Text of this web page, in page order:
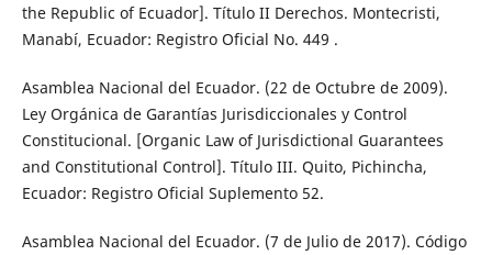
the Republic of Ecuador]. Título II Derechos. Montecristi,
Manabí, Ecuador: Registro Oficial No. 449 .
Asamblea Nacional del Ecuador. (22 de Octubre de 2009).
Ley Orgánica de Garantías Jurisdiccionales y Control
Constitucional. [Organic Law of Jurisdictional Guarantees
and Constitutional Control]. Título III. Quito, Pichincha,
Ecuador: Registro Oficial Suplemento 52.
Asamblea Nacional del Ecuador. (7 de Julio de 2017). Código